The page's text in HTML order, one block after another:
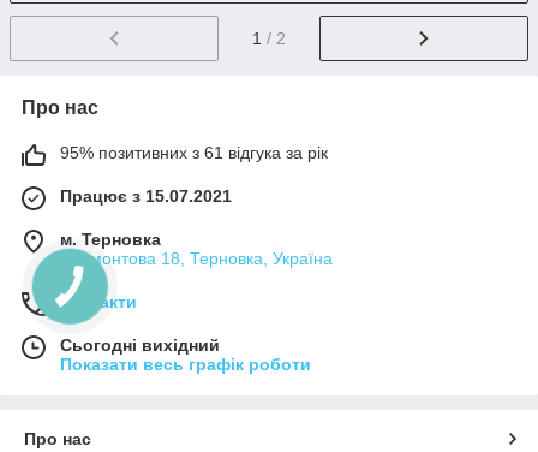
1 / 2
Про нас
95% позитивних з 61 відгука за рік
Працює з 15.07.2021
м. Терновка
Лермонтова 18, Терновка, Україна
Контакти
Сьогодні вихідний
Показати весь графік роботи
Про нас